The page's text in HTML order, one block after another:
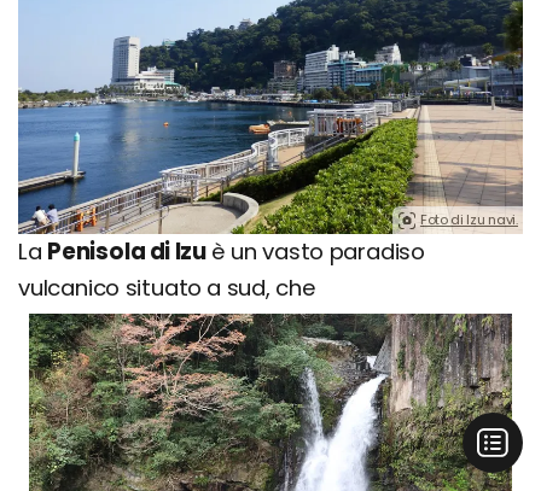
Foto di Izu navi.
La Penisola di Izuè un vasto paradiso
vulcanico situato a sud, che